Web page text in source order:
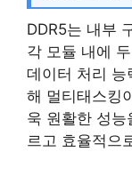
DDR5는 내부
각 모듈 내에
데이터 처리 능
해 멀티태스킹
욱 원활한 성
르고 효율적으